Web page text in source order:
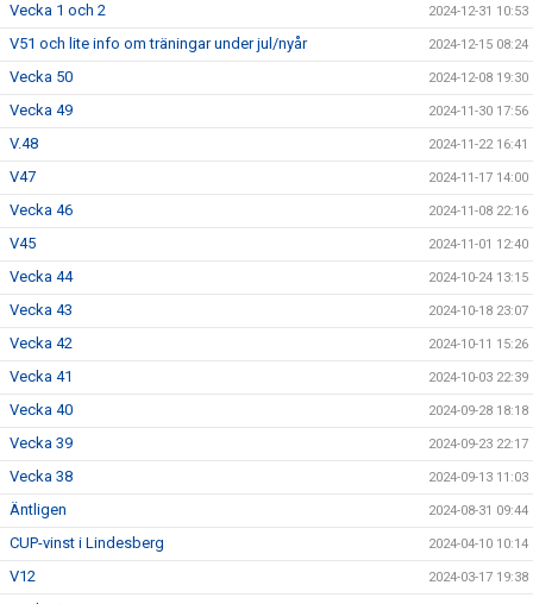
Vecka 1 och 2 2024-12-31 10:53
V51 och lite info om träningar under jul/nyår 2024-12-15 08:24
Vecka 50 2024-12-08 19:30
Vecka 49 2024-11-30 17:56
V.48 2024-11-22 16:41
V47 2024-11-17 14:00
Vecka 46 2024-11-08 22:16
V45 2024-11-01 12:40
Vecka 44 2024-10-24 13:15
Vecka 43 2024-10-18 23:07
Vecka 42 2024-10-11 15:26
Vecka 41 2024-10-03 22:39
Vecka 40 2024-09-28 18:18
Vecka 39 2024-09-23 22:17
Vecka 38 2024-09-13 11:03
Äntligen 2024-08-31 09:44
CUP-vinst i Lindesberg 2024-04-10 10:14
V12 2024-03-17 19:38